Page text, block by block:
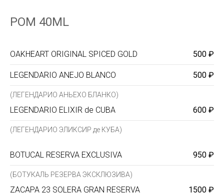
POM 40ML
OAKHEART ORIGINAL SPICED GOLD 500 ₽
LEGENDARIO ANEJO BLANCO 500 ₽
(ЛЕГЕНДАРИО АНЬЕХО БЛАНКО)
LEGENDARIO ELIXIR de CUBA 600 ₽
(ЛЕГЕНДАРИО ЭЛИКСИР де КУБА)
BOTUCAL RESERVA EXCLUSIVA 950 ₽
(БОТУКАЛЬ РЕЗЕРВА ЭКСКЛЮЗИВА)
ZACAPA 23 SOLERA GRAN RESERVA 1500 ₽